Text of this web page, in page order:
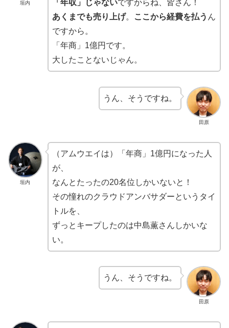
垣内 「年収」じゃないですからね、皆さん！
あくまでも売り上げ。 ここから経費を払う ん
ですから。
「年商」1億円です。
大したことないじゃん。
田原
うん、そうですね。
垣内
（アムウエイは）「年商」1億円になった人
が、
なんとたったの20名位しかいないと！
その憧れのクラウドアンバサダーというタイ
トルを、
ずっとキープしたのは中島薫さんしかいな
い。
田原
うん、そうですね。